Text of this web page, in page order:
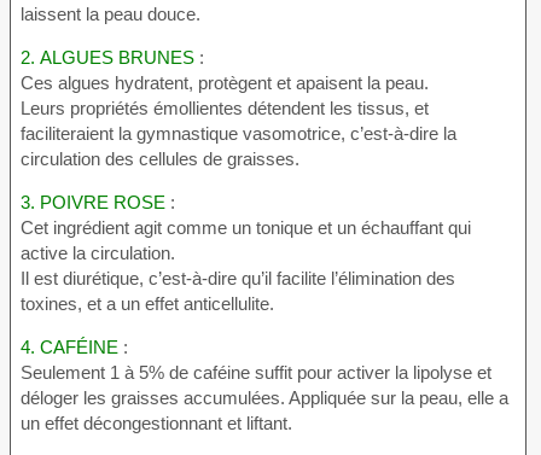
laissent la peau douce.
2. ALGUES BRUNES :
Ces algues hydratent, protègent et apaisent la peau.
Leurs propriétés émollientes détendent les tissus, et
faciliteraient la gymnastique vasomotrice, c’est-à-dire la
circulation des cellules de graisses.
3. POIVRE ROSE :
Cet ingrédient agit comme un tonique et un échauffant qui
active la circulation.
Il est diurétique, c’est-à-dire qu’il facilite l’élimination des
toxines, et a un effet anticellulite.
4. CAFÉINE :
Seulement 1 à 5% de caféine suffit pour activer la lipolyse et
déloger les graisses accumulées. Appliquée sur la peau, elle a
un effet décongestionnant et liftant.